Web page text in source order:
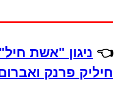
👈 ניגון "אשת
חיליק פרנק